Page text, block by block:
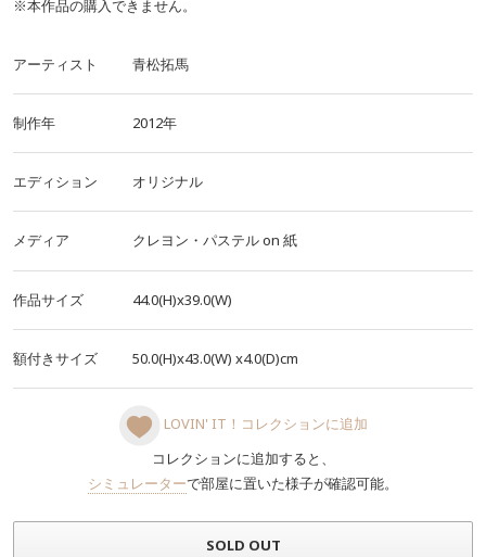
※本作品の購入できません。
アーティスト 青松拓馬
制作年 2012年
エディション オリジナル
メディア クレヨン・パステルon 紙
作品サイズ 44.0(H)x39.0(W)
額付きサイズ 50.0(H)x43.0(W) x4.0(D)cm
LOVIN' IT！コレクションに追加
コレクションに追加すると、
シミュレーターで部屋に置いた様子が確認可能。
SOLD OUT